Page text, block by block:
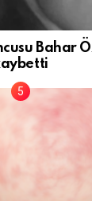
Bahar